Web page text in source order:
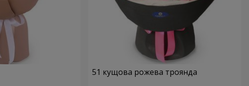
51 кущова рожева троянда